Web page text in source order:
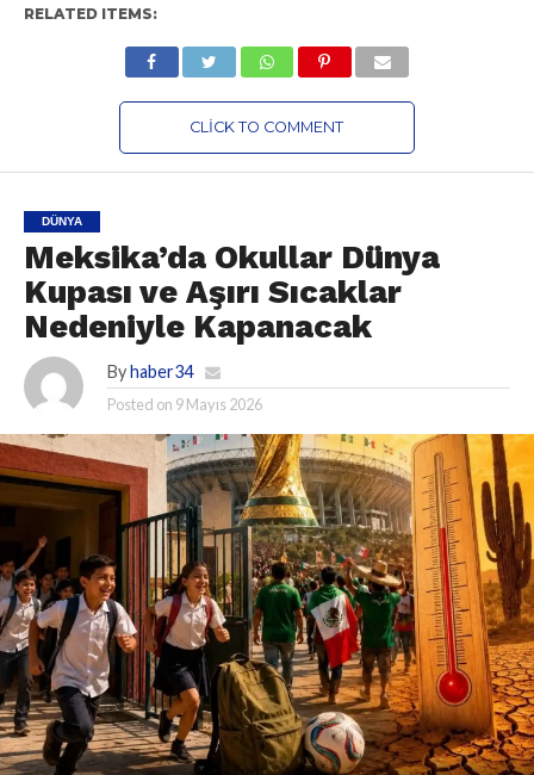
RELATED ITEMS:
CLICK TO COMMENT
DÜNYA
Meksika’da Okullar Dünya
Kupası ve Aşırı Sıcaklar
Nedeniyle Kapanacak
By haber34
Posted on 9 Mayıs 2026